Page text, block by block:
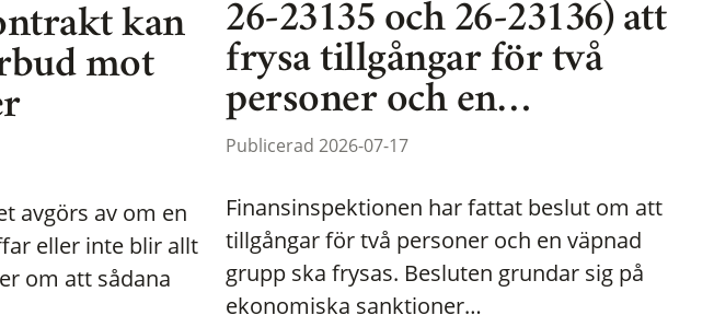
kan
mot
avgörs av om en
eller inte blir allt
om att sådana
26-23135 och 26-23136) att
frysa tillgångar för två
personer och en…
Publicerad 2026-07-17
Finansinspektionen har fattat beslut om att
tillgångar för två personer och en väpnad
grupp ska frysas. Besluten grundar sig på
ekonomiska sanktioner…